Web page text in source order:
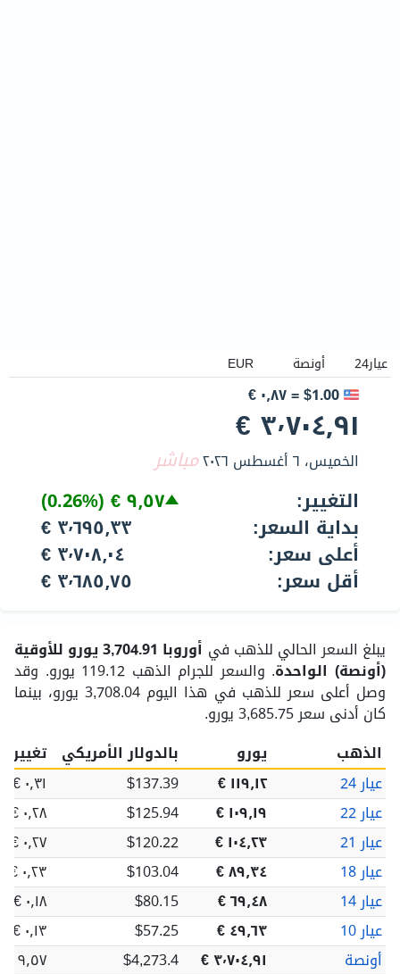
$1.00 = ٠٫٨٧ €
٣٬٧٠٤٫٩١ €
الخميس، ٦ أغسطس ٢٠٢٦
مباشر
التغيير:
٩٫٥٧ € (0.26%)
بداية السعر: ٣٬٦٩٥٫٣٣ €
أعلى سعر: ٣٬٧٠٨٫٠٤ €
أقل سعر: ٣٬٦٨٥٫٧٥ €
يبلغ السعر الحالي للذهب في أوروبا 3,704.91 يورو للأوقية
(أونصة) الواحدة . والسعر للجرام الذهب 119.12 يورو. وقد
وصل أعلى سعر للذهب في هذا اليوم 3,708.04 يورو، بينما
كان أدنى سعر 3,685.75 يورو.
الذهب
يورو بالدولار الأمريكي تغيير
عيار 24
١١٩٫١٢ € $137.39
٠٫٣١ €
عيار 22
١٠٩٫١٩ € $125.94
٠٫٢٨ €
عيار 21
١٠٤٫٢٣ € $120.22
٠٫٢٧ €
عيار 18
٨٩٫٣٤ € $103.04
٠٫٢٣ €
عيار 14
٦٩٫٤٨ € $80.15
٠٫١٨ €
عيار 10
٤٩٫٦٣ € $57.25
٠٫١٣ €
أونصة
٣٬٧٠٤٫٩١ € $4,273.4
٩٫٥٧ €